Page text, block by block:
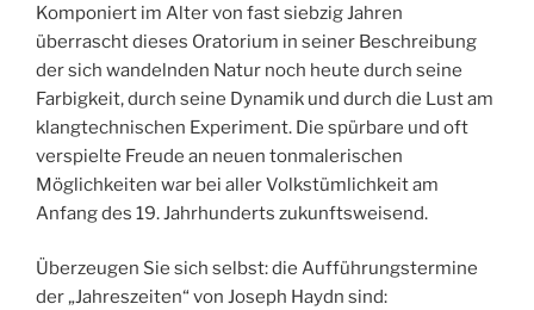
Komponiert im Alter von fast siebzig Jahren
überrascht dieses Oratorium in seiner Beschreibung
der sich wandelnden Natur noch heute durch seine
Farbigkeit, durch seine Dynamik und durch die Lust am
klangtechnischen Experiment. Die spürbare und oft
verspielte Freude an neuen tonmalerischen
Möglichkeiten war bei aller Volkstümlichkeit am
Anfang des 19. Jahrhunderts zukunftsweisend.
Überzeugen Sie sich selbst: die Aufführungstermine
der „Jahreszeiten“ von Joseph Haydn sind: